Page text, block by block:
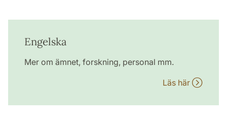
Engelska
Mer om ämnet, forskning, personal mm.
Läs här